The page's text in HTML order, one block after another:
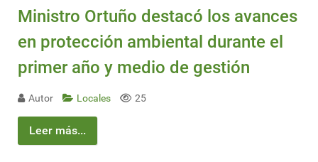
Ministro Ortuño destacó los avances
en protección ambiental durante el
primer año y medio de gestión
Autor Locales 25
Leer más...